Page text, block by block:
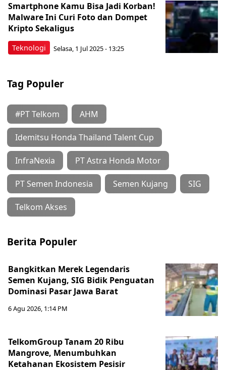
Teknologi
Smartphone Kamu Bisa Jadi Korban!
Malware Ini Curi Foto dan Dompet
Kripto Sekaligus
Selasa, 1 Jul 2025 - 13:25
Tag Populer
#PT Telkom AHM
Idemitsu Honda Thailand Talent Cup
InfraNexia PT Astra Honda Motor
PT Semen Indonesia Semen Kujang SIG
Telkom Akses
Berita Populer
Bangkitkan Merek Legendaris
Semen Kujang, SIG Bidik Penguatan
Dominasi Pasar Jawa Barat
6 Agu 2026, 1:14 PM
TelkomGroup Tanam 20 Ribu
Mangrove, Menumbuhkan
Ketahanan Ekosistem Pesisir